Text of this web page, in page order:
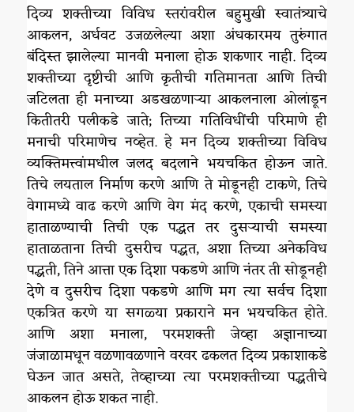
दिव्य शक्तीच्या विविध स्तरांवरील बहुमुखी स्वातंत्र्याचे
आकलन, अर्धवट उजळलेल्या अशा अंधकारमय तुरुंगात
बंदिस्त झालेल्या मानवी मनाला होऊ शकणार नाही. दिव्य
शक्तीच्या दृष्टीची आणि कृतीची गतिमानता आणि तिची
जटिलता ही मनाच्या अडखळणाऱ्या आकलनाला ओलांडून
कितीतरी पलीकडे जाते; तिच्या गतिविधींची परिमाणे ही
मनाची परिमाणेच नव्हेत. हे मन दिव्य शक्तीच्या विविध
व्यक्तिमत्त्वांमधील जलद बदलाने भयचकित होऊन जाते.
तिचे लयताल निर्माण करणे आणि ते मोडूनही टाकणे, तिचे
वेगामध्ये वाढ करणे आणि वेग मंद करणे, एकाची समस्या
हाताळण्याची तिची एक पद्धत तर दुसऱ्याची समस्या
हाताळताना तिची दुसरीच पद्धत, अशा तिच्या अनेकविध
पद्धती, तिने आत्ता एक दिशा पकडणे आणि नंतर ती सोडूनही
देणे व दुसरीच दिशा पकडणे आणि मग त्या सर्वच दिशा
एकत्रित करणे या सगळ्या प्रकाराने मन भयचकित होते.
आणि अशा मनाला, परमशक्ती जेव्हा अज्ञानाच्या
जंजाळामधून वळणावळणाने वरवर ढकलत दिव्य प्रकाशाकडे
घेऊन जात असते, तेव्हाच्या त्या परमशक्तीच्या पद्धतीचे
आकलन होऊ शकत नाही.